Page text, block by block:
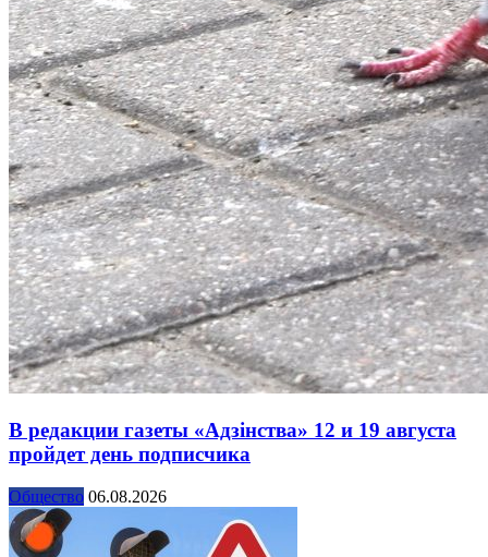
В редакции газеты «Адзінства» 12 и 19 августа
пройдет день подписчика
Общество 06.08.2026